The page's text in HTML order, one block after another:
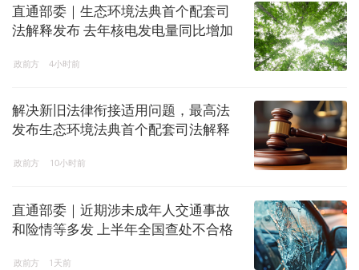
直通部委｜生态环境法典首个配套司
法解释发布 去年核电发电量同比增加
政前方 4小时前
解决新旧法律衔接适用问题，最高法
发布生态环境法典首个配套司法解释
政前方 10小时前
直通部委｜近期涉未成年人交通事故
和险情等多发 上半年全国查处不合格
政前方 1天前